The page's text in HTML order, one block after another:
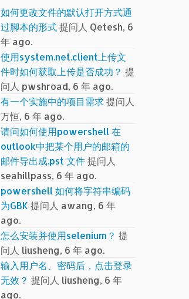
如何更改文件的默认打开方式通
过脚本的形式提问人 Qetesh, 6
年 ago.
使用system.net.client上传文
件时如何获取上传是否成功？ 提
问人 pwshroad, 6 年 ago.
有一个实施中的项目需求提问人
万恒, 6 年 ago.
请问如何使用powershell 在
outlook中把某个用户的邮箱的
邮件导出成.pst 文件提问人
seahillpass, 6 年 ago.
powershell 如何将字符串编码
为GBK 提问人 awang, 6 年
ago.
怎么安装并使用selenium？ 提
问人 liusheng, 6 年 ago.
输入用户名、密码后，点击登录
无效？ 提问人 liusheng, 6 年
ago.